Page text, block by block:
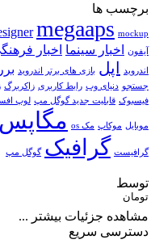
برچسب ها
megaaps mockup
آیفون
اخبار سینما اخبار
اندروید اپل بازی های برتر اندروید
جستجو دنیای وب رابط کاربری زاکربرگ
فیسبوک قابلیت جدید گوگل مپ لوپ
موبایل موکاپ مک os مگاپس
گرافیست گرافیک گوگل مپ
توسط
تومان
مشاهده جزئیات بیشتر ...
دسترسی سریع